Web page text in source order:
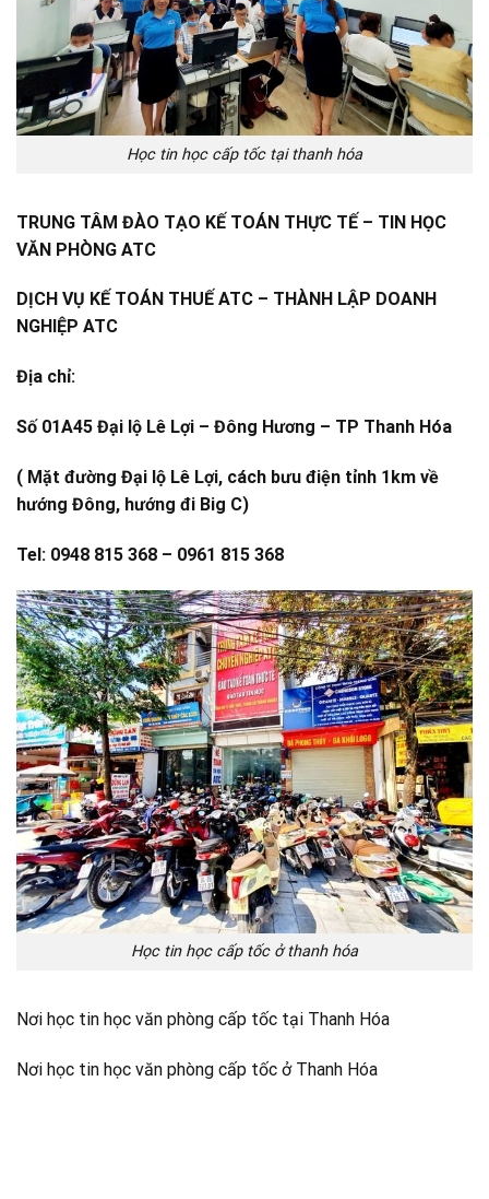
Học tin học cấp tốc tại thanh hóa
TRUNG TÂM ĐÀO TẠO KẾ TOÁN THỰC TẾ – TIN HỌC
VĂN PHÒNG ATC
DỊCH VỤ KẾ TOÁN THUẾ ATC – THÀNH LẬP DOANH
NGHIỆP ATC
Địa chỉ:
Số 01A45 Đại lộ Lê Lợi – Đông Hương – TP Thanh Hóa
( Mặt đường Đại lộ Lê Lợi, cách bưu điện tỉnh 1km về
hướng Đông, hướng đi Big C)
Tel: 0948 815 368 – 0961 815 368
Học tin học cấp tốc ở thanh hóa
Nơi học tin học văn phòng cấp tốc tại Thanh Hóa
Nơi học tin học văn phòng cấp tốc ở Thanh Hóa